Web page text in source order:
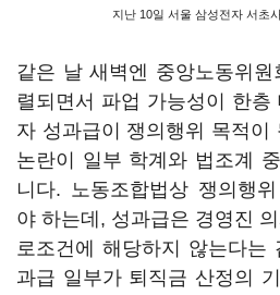
지난 10일 서울 삼성전자 서초
같은 날 새벽엔 중앙노동위
렬되면서 파업 가능성이 한층
자 성과급이 쟁의행위 목적이
논란이 일부 학계와 법조계
니다. 노동조합법상 쟁의행
야 하는데, 성과급은 경영진
로조건에 해당하지 않는다는
과급 일부가 퇴직금 산정의